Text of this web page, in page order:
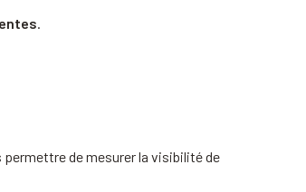
.
permettre de mesurer la visibilité de